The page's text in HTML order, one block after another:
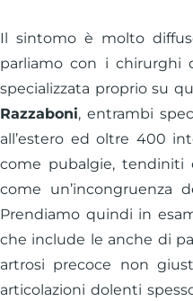
Il sintomo è molto
parliamo con i chirurghi
specializzata proprio su
Razzaboni, entrambi
all’estero ed oltre 400
come pubalgie, tendiniti
come un’incongruenza
Prendiamo quindi in
che include le anche di
artrosi precoce non
articolazioni dolenti